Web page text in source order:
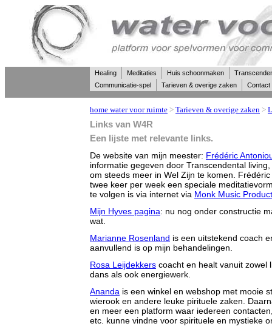
Healing Meditaties Huis schoonmaken
Communicatie-spel
Tarieven & overige zaken Contact
home water voor ruimte > Tarieven & overige zaken >
Links van W4R
Een lijste met relevante links.
De website van mijn meester: Frédéric
informatie gegeven door Transcendental
om steeds meer in Wel Zijn te komen.
twee keer per week een speciale
te volgen is via internet via Monk Music
Mijn Hyves pagina: nu nog onder constructie
wat.
Marianne Rosenland is een uitstekend coach
aanvullend is op mijn behandelingen.
Rosa Leijdekkers coacht en healt vanuit zowel
dans als ook energiewerk.
Ananda is een winkel en webshop met mooie
wierook en andere leuke pirituele zaken.
en meer een platform waar iedereen
etc. kunne vindne voor spirituele en mystieke